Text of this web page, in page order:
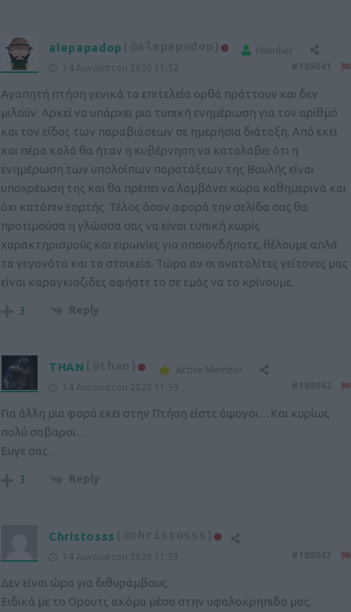
alepapadop (@alepapadop)
Member
14 Αυγούστου 2020 11:52
Αγαπητή πτήση γενικά τα επιτελεία ορθά πράττουν και δεν
μιλούν. Αρκεί να υπάρχει μια τυπική ενημέρωση για τον αριθμό
και τον είδος των παραβιάσεων σε ημερήσια διάταξη. Από εκεί
και πέρα καλά θα ήταν η κυβέρνηση να καταλάβει ότι η
ενημέρωση των υπολοίπων παρατάξεων της Βουλής είναι
υποχρέωση της και θα πρέπει να λαμβάνει χώρα καθημερινά και
όχι κατόπιν εορτής. Τέλος όσον αφορά την σελίδα σας θα
προτιμούσα η γλώσσα σας να είναι τυπική χωρίς
χαρακτηρισμούς και ειρωνίες για οποιονδήποτε, θέλουμε απλά
τα γεγονότα και τα στοιχεία. Τώρα αν οι ανατολίτες γείτονες μας
είναι καραγκιοζιδες αφήστε το σε εμάς να το κρίνουμε.
3 Reply
THAN
Active Member
14 Αυγούστου 2020 11:59
Για άλλη μια φορά εκει στην Πτήση είστε άψογοι…Και κυρίως
πολύ σοβαροι…
Ευγε σας…
3 Reply
Christosss (@christosss)
14 Αυγούστου 2020 11:59
Δεν είναι ώρα για διθυράμβους.
Ειδικά με το Ορουτς ακόμα μέσα στην υφαλοκρηπιδα μας.